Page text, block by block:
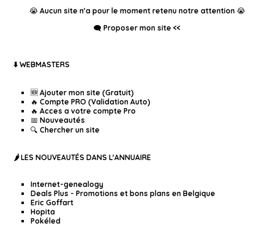
😭 Aucun site n'a pour le moment retenu notre attention 😭
🗨️ Proposer mon site <<
⬇️ WEBMASTERS
🆕 Ajouter mon site (Gratuit)
🔥 Compte PRO (Validation Auto)
🔥 Acces a votre compte Pro
📅 Nouveautés
🔍 Chercher un site
🌶️ LES NOUVEAUTÉS DANS L'ANNUAIRE
Internet-genealogy
Deals Plus - Promotions et bons plans en Belgique
Eric Goffart
Hopita
Pokéled